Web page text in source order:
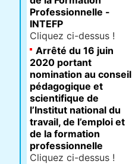
Professionnelle -
INTEFP
Cliquez ci-dessus !
Arrêté du 16 juin
2020 portant
nomination au conseil
pédagogique et
scientifique de
l’Institut national du
travail, de l’emploi et
de la formation
professionnelle
Cliquez ci-dessus !